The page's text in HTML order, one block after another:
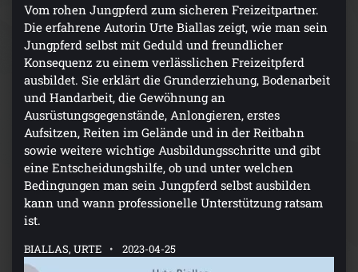
Vom rohen Jungpferd zum sicheren Freizeitpartner.
Die erfahrene Autorin Urte Biallas zeigt, wie man sein
Jungpferd selbst mit Geduld und freundlicher
Konsequenz zu einem verlässlichen Freizeitpferd
ausbildet. Sie erklärt die Grunderziehung, Bodenarbeit
und Handarbeit, die Gewöhnung an
Ausrüstungsgegenstände, Anlongieren, erstes
Aufsitzen, Reiten im Gelände und in der Reitbahn
sowie weitere wichtige Ausbildungsschritte und gibt
eine Entscheidungshilfe, ob und unter welchen
Bedingungen man sein Jungpferd selbst ausbilden
kann und wann professionelle Unterstützung ratsam
ist.
BIALLAS, URTE 2023-04-25